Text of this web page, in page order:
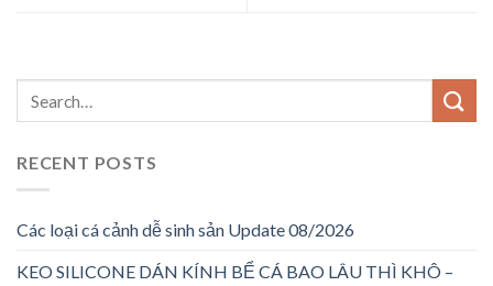
RECENT POSTS
Các loại cá cảnh dễ sinh sản Update 08/2026
KEO SILICONE DÁN KÍNH BỂ CÁ BAO LÂU THÌ KHÔ –